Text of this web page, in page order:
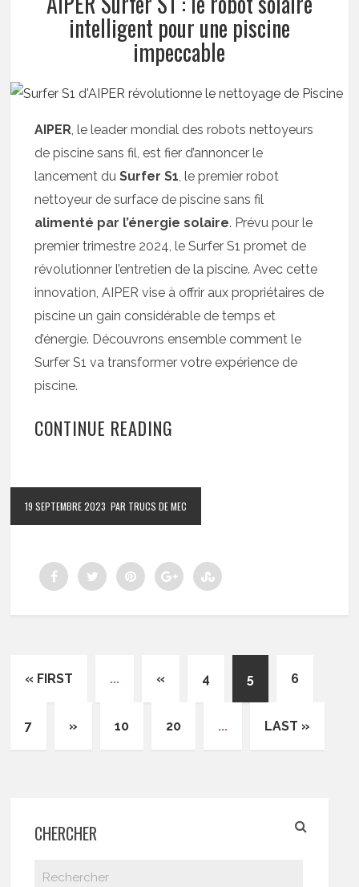
intelligent pour une piscine
impeccable
AIPER , le leader mondial des robots nettoyeurs
de piscine sans fil, est fier d’annoncer le
lancement duSurfer S1 , le premier robot
nettoyeur de surface de piscine sans fil
alimenté par l’énergie solaire. Prévu pour le
premier trimestre 2024, le Surfer S1 promet de
révolutionner l’entretien de la piscine. Avec cette
innovation, AIPER vise à offrir aux propriétaires de
piscine un gain considérable de temps et
d’énergie. Découvrons ensemble comment le
Surfer S1 va transformer votre expérience de
piscine.
CONTINUE READING
19 SEPTEMBRE 2023 PAR TRUCS DE MEC
« FIRST ... « 4 5 6
7 » 10 20 ... LAST »
CHERCHER